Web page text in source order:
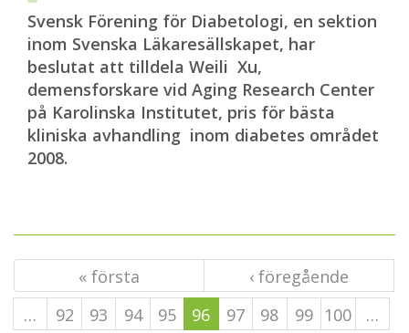
Svensk Förening för Diabetologi, en sektion
inom Svenska Läkaresällskapet, har
beslutat att tilldela Weili Xu,
demensforskare vid Aging Research Center
på Karolinska Institutet, pris för bästa
kliniska avhandling inom diabetes området
2008.
« första
‹ föregående
…
92 93 94 95 96 97 98 99 100
…